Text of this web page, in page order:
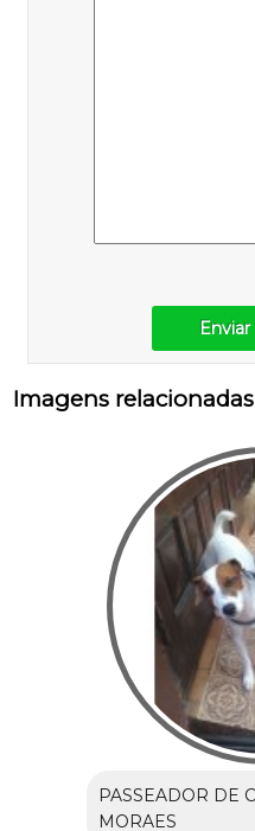
Imagens relacionadas
PASSEADOR DE
MORAES